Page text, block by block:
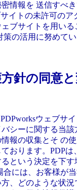
情報を 送信すべき
イトの未許可のア
ブサイトを用い
の活用に努めてい
針の同意
PDPworksウェブサ
シーに関する当
報の収集とそ の
おります。PDPは
という決定を下す
合には、お客様が
、どのような状